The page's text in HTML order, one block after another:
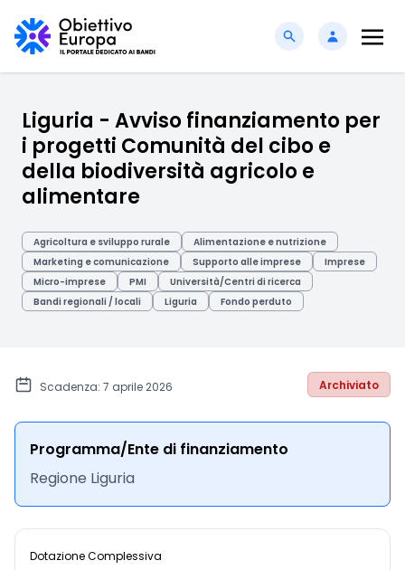
Liguria - Avviso finanziamento per
i progetti Comunità del cibo e
della biodiversità agricolo e
alimentare
Agricoltura e sviluppo rurale
Alimentazione e nutrizione
Marketing e comunicazione
Supporto alle imprese
Imprese
Micro-imprese
PMI
Università/Centri di ricerca
Bandi regionali / locali
Liguria Fondo perduto
Scadenza: 7 aprile 2026 Archiviato
Programma/Ente di finanziamento
Regione Liguria
Dotazione Complessiva